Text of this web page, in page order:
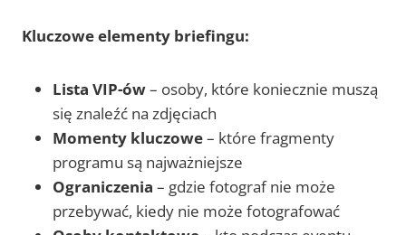
Kluczowe elementy briefingu:
Lista VIP-ów– osoby, które koniecznie muszą
się znaleźć na zdjęciach
Momenty kluczowe– które fragmenty
programu są najważniejsze
Ograniczenia – gdzie fotograf nie może
przebywać, kiedy nie może fotografować